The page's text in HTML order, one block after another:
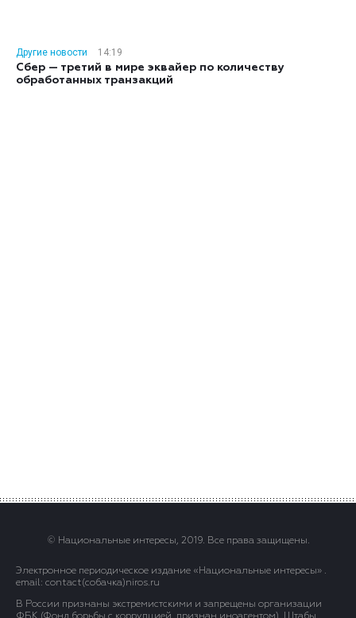
Другие новости
14:19
Сбер — третий в мире эквайер по количеству
обработанных транзакций
© Национальные интересы, 2019. Все права защищены.
Электронное периодическое издание «Национальные интересы» .
email: contact(сoбaчка)niros.ru
В России признаны экстремистскими и запрещены организации